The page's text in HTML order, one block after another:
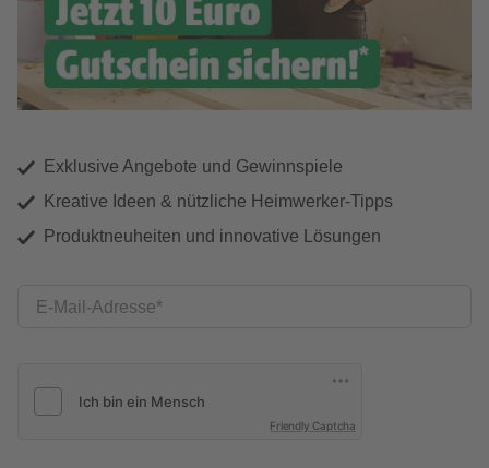
Exklusive Angebote und Gewinnspiele
Kreative Ideen & nützliche Heimwerker-Tipps
Produktneuheiten und innovative Lösungen
E-Mail-Adresse
Friendly Captcha